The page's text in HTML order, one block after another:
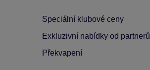
Speciální klubové ceny
Exkluzivní nabídky od partnerů
Překvapení